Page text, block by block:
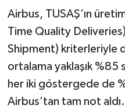
Airbus, TUSAŞ’ın
Time Quality
Shipment) kriterleriyle
ortalama yaklaşık %85
her iki göstergede de
Airbus’tan tam not